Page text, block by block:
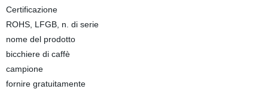
Certificazione
ROHS, LFGB, n. di serie
nome del prodotto
bicchiere di caffè
campione
fornire gratuitamente